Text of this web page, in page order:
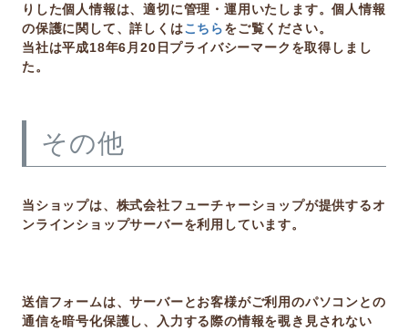
りした個人情報は、適切に管理・運用いたします。個人情報
の保護に関して、詳しくはこちらをご覧ください。
当社は平成18年6月20日プライバシーマークを取得しまし
た。
その他
当ショップは、株式会社フューチャーショップが提供するオ
ンラインショップサーバーを利用しています。
送信フォームは、サーバーとお客様がご利用のパソコンとの
通信を暗号化保護し、入力する際の情報を覗き見されない